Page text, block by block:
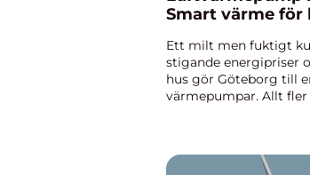
Smart värme
Ett milt men fuktigt
stigande energipriser
hus gör Göteborg till
värmepumpar. Allt fler